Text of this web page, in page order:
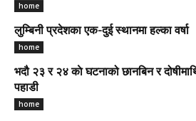
home
लुम्बिनी प्रदेशका एक-दुई स्थानमा हल्का वर्षा
home
भदौ २३ र २४ काे घटनाको छानबिन र
पहाडी
home